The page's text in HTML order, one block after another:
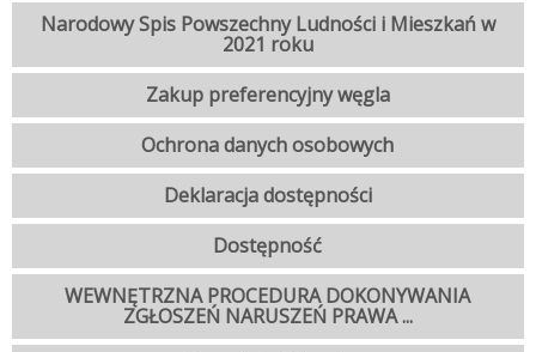
Narodowy Spis Powszechny Ludności i Mieszkań w
2021 roku
Zakup preferencyjny węgla
Ochrona danych osobowych
Deklaracja dostępności
Dostępność
WEWNĘTRZNA PROCEDURA DOKONYWANIA
ZGŁOSZEŃ NARUSZEŃ PRAWA ...